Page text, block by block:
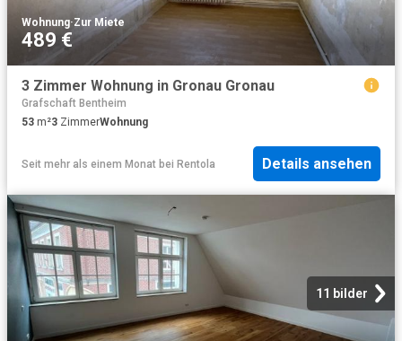
Wohnung·Zur Miete
489 €
3 Zimmer Wohnung in Gronau Gronau
Grafschaft Bentheim
53 m²3 ZimmerWohnung
Seit mehr als einem Monat bei Rentola Details ansehen
11 bilder